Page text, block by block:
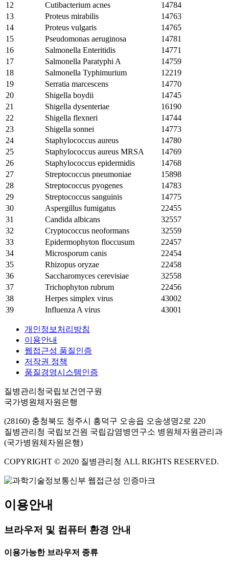
12
Cutibacterium acnes
14784
13
Proteus mirabilis
14763
14
Proteus vulgaris
14765
15
Pseudomonas aeruginosa
14781
16
Salmonella Enteritidis
14771
17
Salmonella Paratyphi A
14759
18
Salmonella Typhimurium
12219
19
Serratia marcescens
14770
20
Shigella boydii
14745
21
Shigella dysenteriae
16190
22
Shigella flexneri
14744
23
Shigella sonnei
14773
24
Staphylococcus aureus
14780
25
Staphylococcus aureus MRSA
14769
26
Staphylococcus epidermidis
14768
27
Streptococcus pneumoniae
15898
28
Streptococcus pyogenes
14783
29
Streptococcus sanguinis
14775
30
Aspergillus fumigatus
22455
31
Candida albicans
32557
32
Cryptococcus neoformans
32559
33
Epidermophyton floccusum
22457
34
Microsporum canis
22454
35
Rhizopus oryzae
22458
36
Saccharomyces cerevisiae
32558
37
Trichophyton rubrum
22456
38
Herpes simplex virus
43002
39
Influenza A virus 43001
개인정보처리방침
이용안내
웹접근성 품질인증
저작권 정책
품질경영시스템인증
질병관리청국립보건연구원
국가병원체자원은행
(28160) 충청북도 청주시 흥덕구 오송읍 오송생명2로 220
질병관리청 국립보건원 국립감염병연구소 병원체자원관리과
(국가병원체자원은행)
COPYRIGHT © 2020 질병관리청 ALL RIGHTS RESERVED.
이용안내
브라우저 및 컴퓨터 환경 안내
이용가능한 브라우저 종류